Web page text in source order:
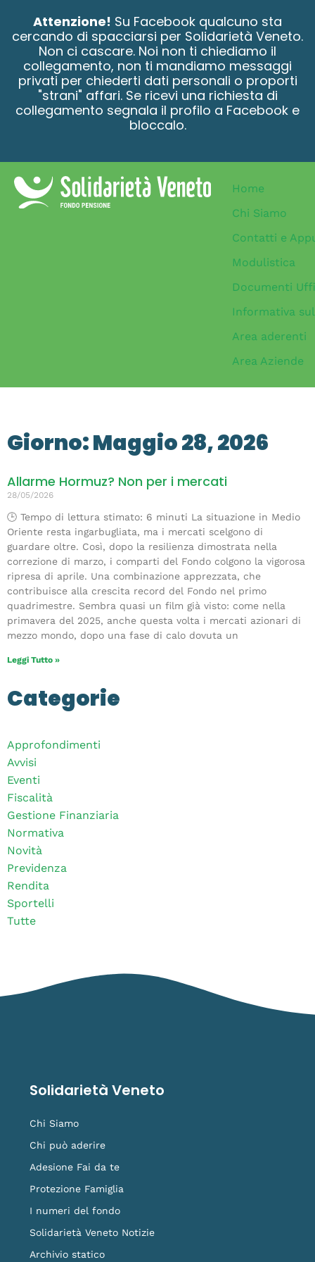
Attenzione! Su Facebook qualcuno sta
cercando di spacciarsi per Solidarietà Veneto.
Non ci cascare. Noi non ti chiediamo il
collegamento, non ti mandiamo messaggi
privati per chiederti dati personali o proporti
"strani" affari. Se ricevi una richiesta di
collegamento segnala il profilo a Facebook e
bloccalo.
Home
Chi Siamo
Contatti e
Modulistica
Documenti
Informativa
Area aderenti
Area Aziende
Giorno: Maggio 28, 2026
Allarme Hormuz? Non per i mercati
28/05/2026
🕒 Tempo di lettura stimato: 6 minuti La situazione in Medio
Oriente resta ingarbugliata, ma i mercati scelgono di
guardare oltre. Così, dopo la resilienza dimostrata nella
correzione di marzo, i comparti del Fondo colgono la vigorosa
ripresa di aprile. Una combinazione apprezzata, che
contribuisce alla crescita record del Fondo nel primo
quadrimestre. Sembra quasi un film già visto: come nella
primavera del 2025, anche questa volta i mercati azionari di
mezzo mondo, dopo una fase di calo dovuta un
Leggi Tutto »
Categorie
Approfondimenti
Avvisi
Eventi
Fiscalità
Gestione Finanziaria
Normativa
Novità
Previdenza
Rendita
Sportelli
Tutte
Solidarietà Veneto
Chi Siamo
Chi può aderire
Adesione Fai da te
Protezione Famiglia
I numeri del fondo
Solidarietà Veneto Notizie
Archivio statico